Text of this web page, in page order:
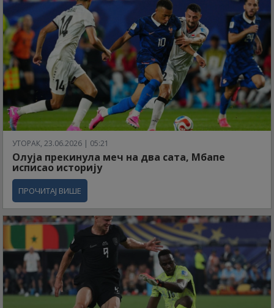
УТОРАК, 23.06.2026 | 05:21
Олуја прекинула меч на два сата, Мбапе
исписао историју
ПРОЧИТАЈ ВИШЕ